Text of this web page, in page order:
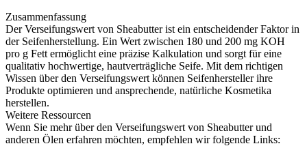
Zusammenfassung
Der Verseifungswert von Sheabutter ist ein entscheidender Faktor in
der Seifenherstellung. Ein Wert zwischen 180 und 200 mg KOH
pro g Fett ermöglicht eine präzise Kalkulation und sorgt für eine
qualitativ hochwertige, hautverträgliche Seife. Mit dem richtigen
Wissen über den Verseifungswert können Seifenhersteller ihre
Produkte optimieren und ansprechende, natürliche Kosmetika
herstellen.
Weitere Ressourcen
Wenn Sie mehr über den Verseifungswert von Sheabutter und
anderen Ölen erfahren möchten, empfehlen wir folgende Links: